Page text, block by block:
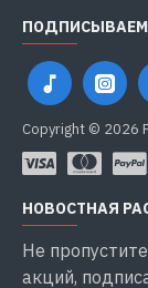
Copyright © 2026
НОВОСТНАЯ
Не
акций,